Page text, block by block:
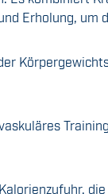
Erholung, um